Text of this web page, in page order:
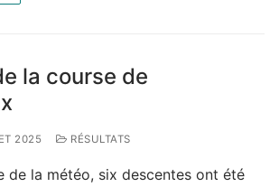
la course de
2025 RÉSULTATS
de la météo, six descentes ont été